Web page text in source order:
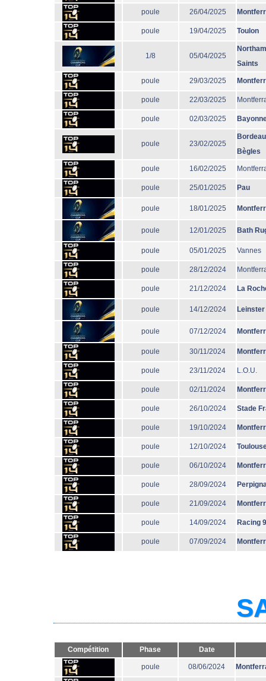
poule 26/04/2025
poule 19/04/2025 Toulon
1/8 05/04/2025
Saints
poule 29/03/2025
poule 22/03/2025
poule 02/03/2025
poule 23/02/2025
Bègles
poule 16/02/2025
poule 25/01/2025 Pau
poule 18/01/2025
poule 12/01/2025 Bath
poule 05/01/2025 Vannes
poule 28/12/2024
poule 21/12/2024 La
poule 14/12/2024 Leinster
poule 07/12/2024
poule 30/11/2024
poule 23/11/2024 L.O.U.
poule 02/11/2024
poule 26/10/2024 Stade
poule 19/10/2024
poule 12/10/2024
poule 06/10/2024
poule 28/09/2024
poule 21/09/2024
poule 14/09/2024 Racing
poule 07/09/2024
Compétition Phase Date
poule 08/06/2024